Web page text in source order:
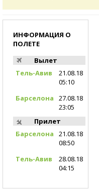
ИНФОРМАЦИЯ О
ПОЛЕТЕ
Вылет
Тель-Авив
21.08.18
05:10
Барселона
27.08.18
23:05
Прилет
Барселона
21.08.18
08:50
Тель-Авив
28.08.18
04:15